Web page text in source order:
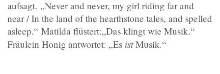
aufsagt. „Never and never, my girl riding far and
near / In the land of the hearthstone tales, and spelled
asleep.“ Matilda flüstert:„Das klingt wie Musik.“
Fräulein Honig antwortet: „Es istMusik.“